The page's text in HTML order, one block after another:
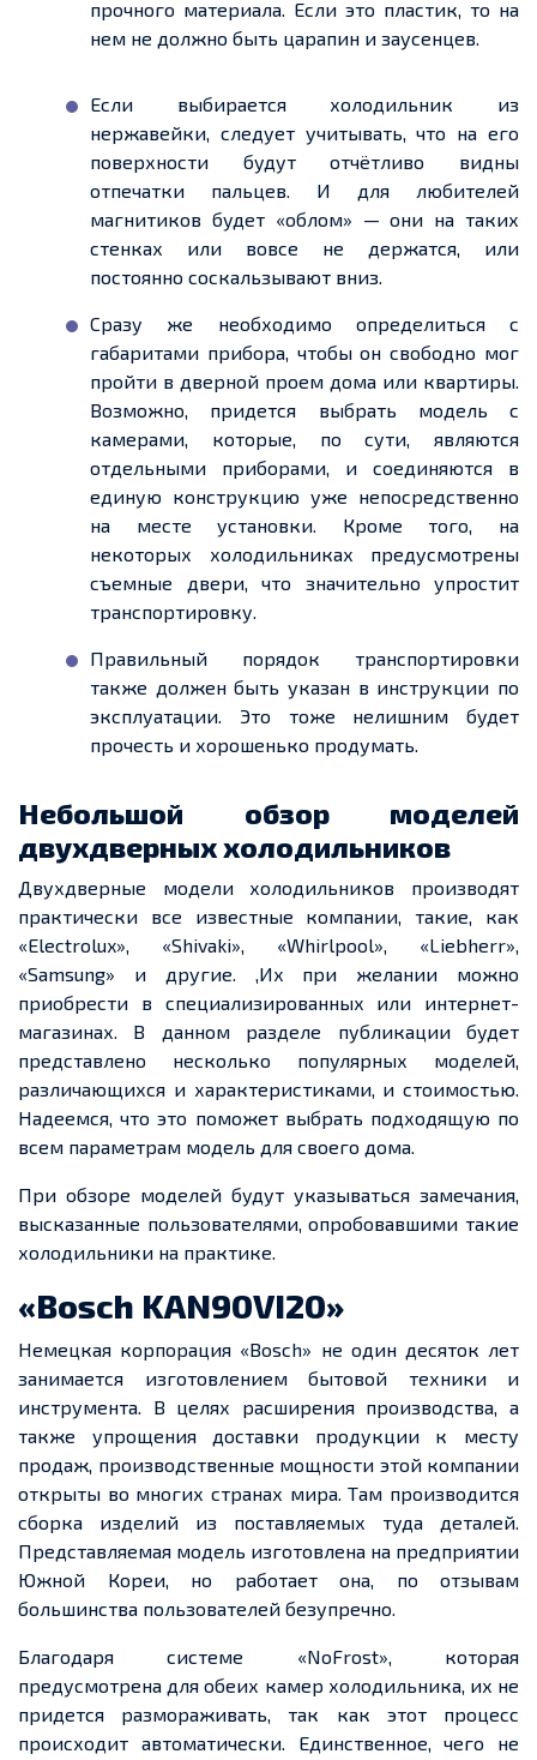
прочного материала. Если это пластик, то на
нем не должно быть царапин и заусенцев.
Если выбирается холодильник из
нержавейки, следует учитывать, что на его
поверхности будут отчётливо видны
отпечатки пальцев. И для любителей
магнитиков будет «облом» — они на таких
стенках или вовсе не держатся, или
постоянно соскальзывают вниз.
Сразу же необходимо определиться с
габаритами прибора, чтобы он свободно мог
пройти в дверной проем дома или квартиры.
Возможно, придется выбрать модель с
камерами, которые, по сути, являются
отдельными приборами, и соединяются в
единую конструкцию уже непосредственно
на месте установки. Кроме того, на
некоторых холодильниках предусмотрены
съемные двери, что значительно упростит
транспортировку.
Правильный порядок транспортировки
также должен быть указан в инструкции по
эксплуатации. Это тоже нелишним будет
прочесть и хорошенько продумать.
Небольшой обзор моделей
двухдверных холодильников
Двухдверные модели холодильников производят
практически все известные компании, такие, как
«Electrolux», «Shivaki», «Whirlpool», «Liebherr»,
«Samsung» и другие. ,Их при желании можно
приобрести в специализированных или интернет-
магазинах. В данном разделе публикации будет
представлено несколько популярных моделей,
различающихся и характеристиками, и стоимостью.
Надеемся, что это поможет выбрать подходящую по
всем параметрам модель для своего дома.
При обзоре моделей будут указываться замечания,
высказанные пользователями, опробовавшими такие
холодильники на практике.
«Bosch KAN90VI20»
Немецкая корпорация «Bosch» не один десяток лет
занимается изготовлением бытовой техники и
инструмента. В целях расширения производства, а
также упрощения доставки продукции к месту
продаж, производственные мощности этой компании
открыты во многих странах мира. Там производится
сборка изделий из поставляемых туда деталей.
Представляемая модель изготовлена на предприятии
Южной Кореи, но работает она, по отзывам
большинства пользователей безупречно.
Благодаря системе «NoFrost», которая
предусмотрена для обеих камер холодильника, их не
придется размораживать, так как этот процесс
происходит автоматически. Единственное, чего не